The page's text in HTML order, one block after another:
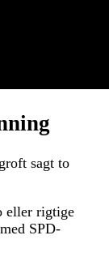
sagt to
eller rigtige
SPD-